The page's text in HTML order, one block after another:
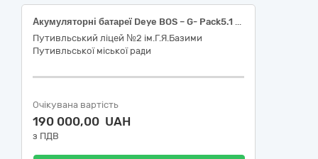
Акумуляторні батареї Deye BOS – G- Pack5.1 Pro 51.2 V 100 Ah
Путивльський ліцей №2 ім.Г.Я.Базими
Путивльської міської ради
Очікувана вартість
190 000,00 UAH
з ПДВ